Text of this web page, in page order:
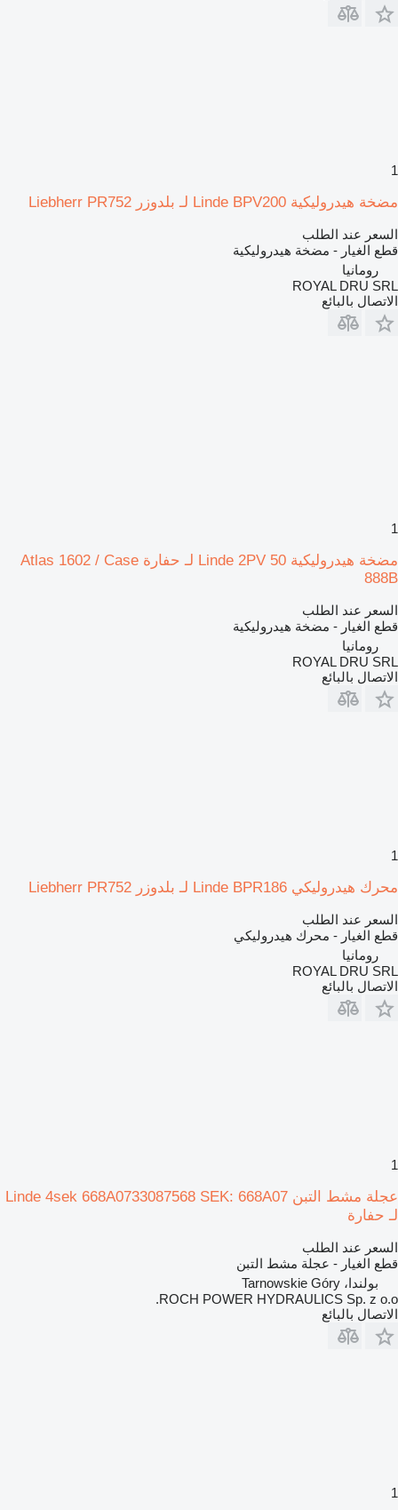
1
مضخة هيدروليكية Linde BPV200 لـ بلدوزر Liebherr PR752
السعر عند الطلب
قطع الغيار - مضخة هيدروليكية
رومانيا
ROYAL DRU SRL
الاتصال بالبائع
1
مضخة هيدروليكية Linde 2PV 50 لـ حفارة Atlas 1602 / Case
888B
السعر عند الطلب
قطع الغيار - مضخة هيدروليكية
رومانيا
ROYAL DRU SRL
الاتصال بالبائع
1
محرك هيدروليكي Linde BPR186 لـ بلدوزر Liebherr PR752
السعر عند الطلب
قطع الغيار - محرك هيدروليكي
رومانيا
ROYAL DRU SRL
الاتصال بالبائع
1
عجلة مشط التبن Linde 4sek 668A0733087568 SEK: 668A07
لـ حفارة
السعر عند الطلب
قطع الغيار - عجلة مشط التبن
بولندا، Tarnowskie Góry
ROCH POWER HYDRAULICS Sp. z o.o.
الاتصال بالبائع
1